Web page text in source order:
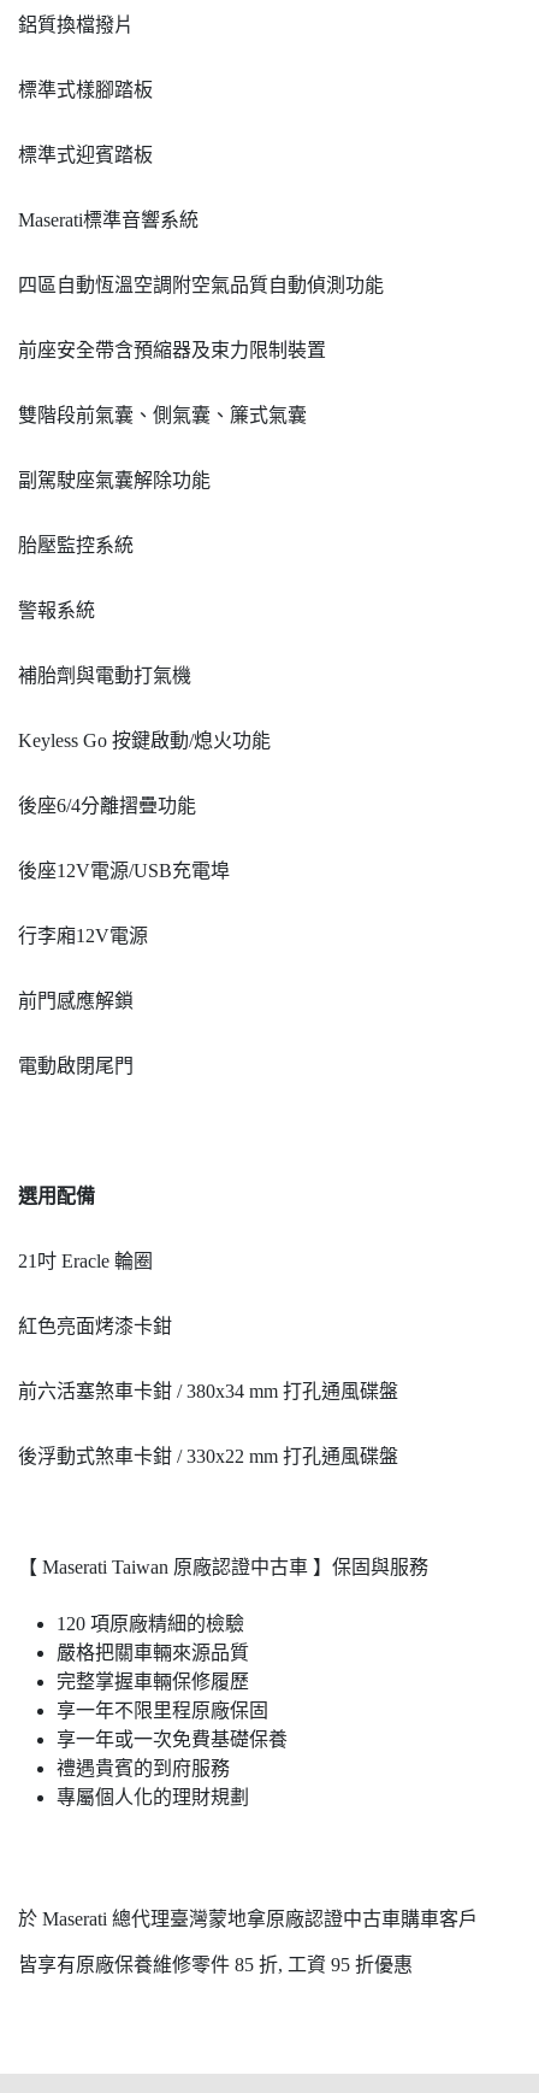
鋁質換檔撥片
標準式樣腳踏板
標準式迎賓踏板
Maserati標準音響系統
四區自動恆溫空調附空氣品質自動偵測功能
前座安全帶含預縮器及束力限制裝置
雙階段前氣囊、側氣囊、簾式氣囊
副駕駛座氣囊解除功能
胎壓監控系統
警報系統
補胎劑與電動打氣機
Keyless Go 按鍵啟動/熄火功能
後座6/4分離摺疊功能
後座12V電源/USB充電埠
行李廂12V電源
前門感應解鎖
電動啟閉尾門
選用配備
21吋 Eracle 輪圈
紅色亮面烤漆卡鉗
前六活塞煞車卡鉗 / 380x34 mm 打孔通風碟盤
後浮動式煞車卡鉗 / 330x22 mm 打孔通風碟盤
【 Maserati Taiwan 原廠認證中古車 】保固與服務
120 項原廠精細的檢驗
嚴格把關車輛來源品質
完整掌握車輛保修履歷
享一年不限里程原廠保固
享一年或一次免費基礎保養
禮遇貴賓的到府服務
專屬個人化的理財規劃
於 Maserati 總代理臺灣蒙地拿原廠認證中古車購車客戶
皆享有原廠保養維修零件 85 折, 工資 95 折優惠